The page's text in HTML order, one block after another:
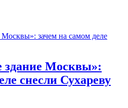
здание Москвы»:
снесли Сухареву